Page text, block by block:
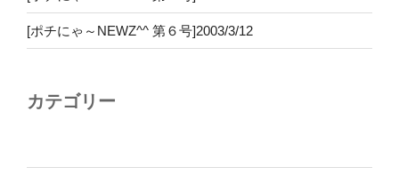
[ポチにゃ～NEWZ^^ 第６号]2003/3/12
カテゴリー